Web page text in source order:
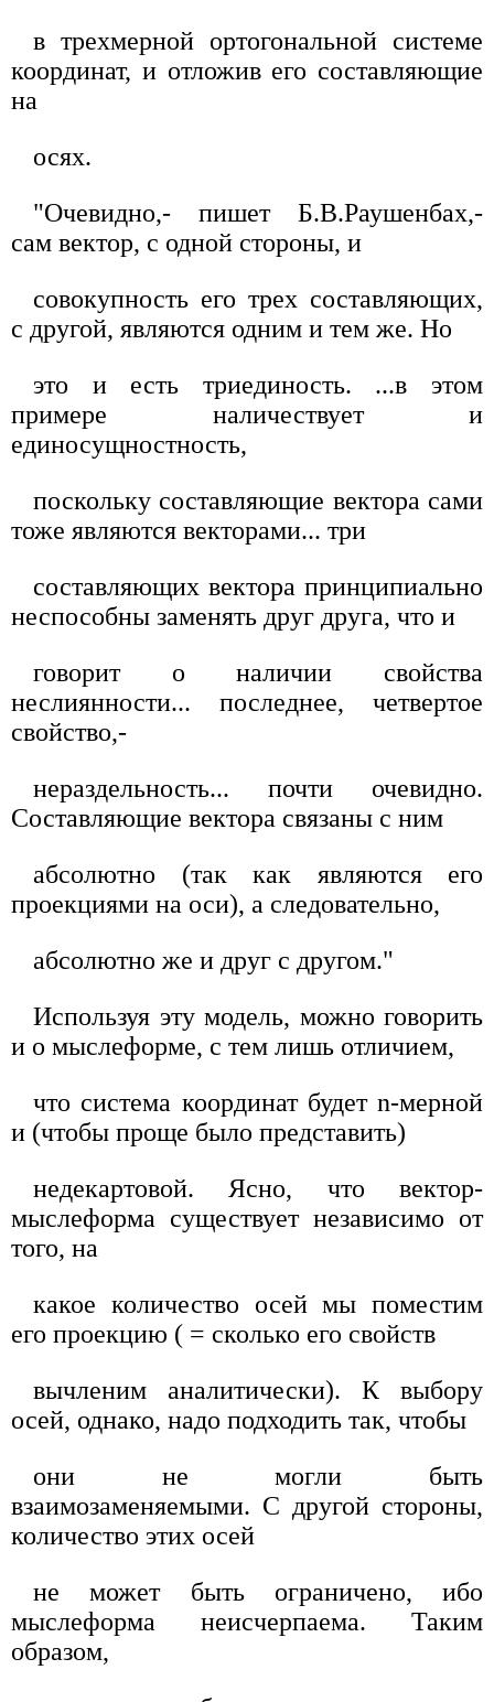
в трехмерной ортогональной системе
координат, и отложив его составляющие
на
осях.
"Очевидно,- пишет Б.В.Раушенбах,-
сам вектор, с одной стороны, и
совокупность его трех составляющих,
с другой, являются одним и тем же. Но
это и есть триединость. ...в этом
примере наличествует и
единосущностность,
поскольку составляющие вектора сами
тоже являются векторами... три
составляющих вектора принципиально
неспособны заменять друг друга, что и
говорит о наличии свойства
неслиянности... последнее, четвертое
свойство,-
нераздельность... почти очевидно.
Составляющие вектора связаны с ним
абсолютно (так как являются его
проекциями на оси), а следовательно,
абсолютно же и друг с другом."
Используя эту модель, можно говорить
и о мыслеформе, с тем лишь отличием,
что система координат будет n-мерной
и (чтобы проще было представить)
недекартовой. Ясно, что вектор-
мыслеформа существует независимо от
того, на
какое количество осей мы поместим
его проекцию ( = сколько его свойств
вычленим аналитически). К выбору
осей, однако, надо подходить так, чтобы
они не могли быть
взаимозаменяемыми. С другой стороны,
количество этих осей
не может быть ограничено, ибо
мыслеформа неисчерпаема. Таким
образом,